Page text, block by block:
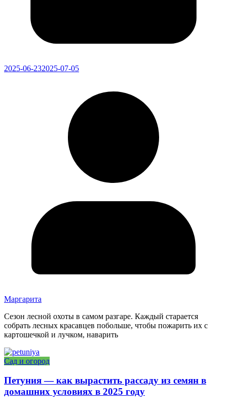
2025-06-232025-07-05
Маргарита
Сезон лесной охоты в самом разгаре. Каждый старается
собрать лесных красавцев побольше, чтобы пожарить их с
картошечкой и лучком, наварить
Сад и огород
Петуния — как вырастить рассаду из семян в
домашних условиях в 2025 году